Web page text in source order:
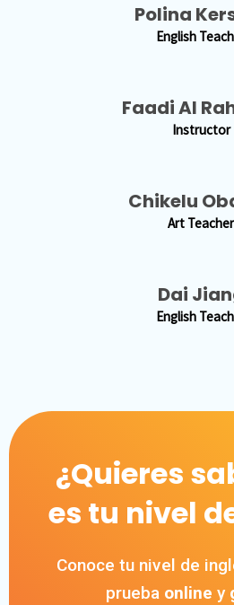
Polina
English
Faadi Al
Instructor
Chikelu
Art Teacher
Dai
English
¿Quieres
es tu nivel
Conoce tu nivel de
prueba online y